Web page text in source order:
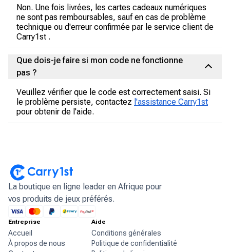
Non. Une fois livrées, les cartes cadeaux numériques
ne sont pas remboursables, sauf en cas de problème
technique ou d'erreur confirmée par le service client de
Carry1st .
Que dois-je faire si mon code ne fonctionne
pas ?
Veuillez vérifier que le code est correctement saisi. Si
le problème persiste, contactez l'assistance Carry1st
pour obtenir de l'aide.
La boutique en ligne leader en Afrique pour
vos produits de jeux préférés.
Entreprise
Accueil
À propos de nous
Aide
Conditions générales
Politique de confidentialité